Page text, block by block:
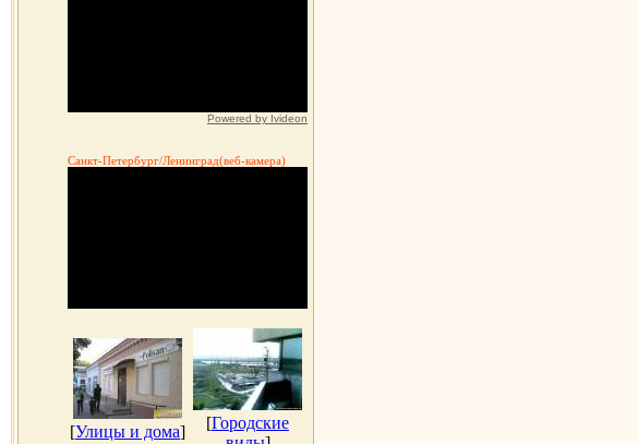
Powered by Ivideon
Санкт-Петербург/Ленинград(веб-камера)
[Улицы и дома] [Городские